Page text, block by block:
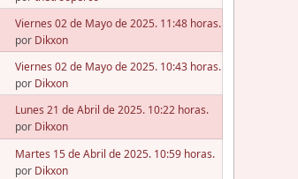
Viernes 02 de Mayo de 2025. 11:48 horas.
por Dikxon
Viernes 02 de Mayo de 2025. 10:43 horas.
por Dikxon
Lunes 21 de Abril de 2025. 10:22 horas.
por Dikxon
Martes 15 de Abril de 2025. 10:59 horas.
por Dikxon